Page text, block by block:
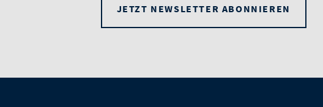
JETZT NEWSLETTER ABONNIEREN